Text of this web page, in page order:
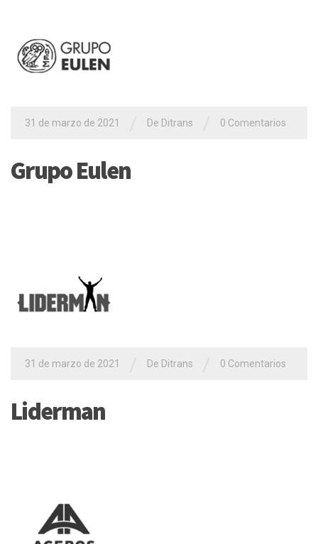
31 de marzo de 2021 De Ditrans 0 Comentarios
Grupo Eulen
31 de marzo de 2021 De Ditrans 0 Comentarios
Liderman